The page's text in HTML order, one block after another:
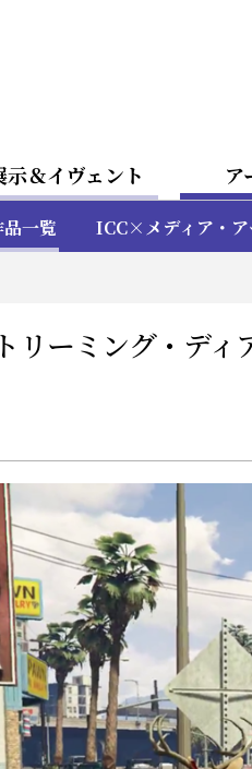
示＆イヴェント ア
品一覧 ICC×メディア・ア
リーミング・ディ